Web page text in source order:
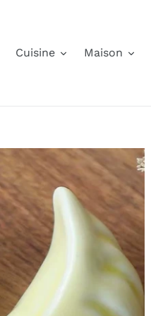
Cuisine Maison